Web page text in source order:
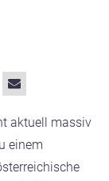
aktuell massiv
einem